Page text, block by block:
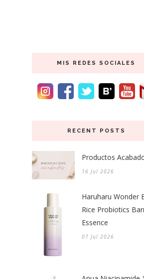
MIS REDES SOCIALES
RECENT POSTS
Productos
16 Jul 2026
Haruharu Wonder
Rice Probiotics
Essence
07 Jul 2026